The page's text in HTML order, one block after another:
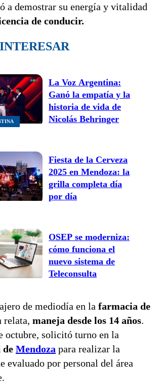
a demostrar su energía y vitalidad
de conducir.
La Voz Argentina:
Ganó la empatía y la
historia de vida de
Nicolás Behringer
Fiesta de la Cerveza
2025 en Mendoza: la
grilla completa día
por día
OSEP se moderniza:
cómo funciona el
nuevo sistema de
Teleconsulta
de mediodía en la farmacia de
relata, maneja desde los 14 años.
octubre, solicitó turno en la
Mendoza para realizar la
evaluado por personal del área